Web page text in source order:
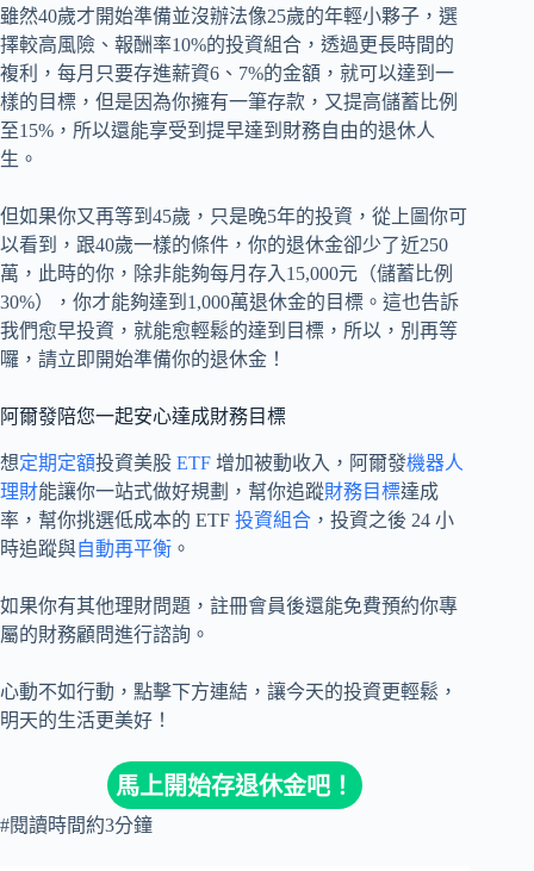
雖然40歲才開始準備並沒辦法像25歲的年輕小夥子，選
擇較高風險、報酬率10%的投資組合，透過更長時間的
複利，每月只要存進薪資6、7%的金額，就可以達到一
樣的目標，但是因為你擁有一筆存款，又提高儲蓄比例
至15%，所以還能享受到提早達到財務自由的退休人
生。
但如果你又再等到45歲，只是晚5年的投資，從上圖你可
以看到，跟40歲一樣的條件，你的退休金卻少了近250
萬，此時的你，除非能夠每月存入15,000元（儲蓄比例
30%），你才能夠達到1,000萬退休金的目標。這也告訴
我們愈早投資，就能愈輕鬆的達到目標，所以，別再等
囉，請立即開始準備你的退休金！
阿爾發陪您一起安心達成財務目標
想定期定額投資美股 ETF 增加被動收入，阿爾發機器人
理財能讓你一站式做好規劃，幫你追蹤財務目標達成
率，幫你挑選低成本的 ETF 投資組合 ，投資之後 24 小
時追蹤與自動再平衡 。
如果你有其他理財問題，註冊會員後還能免費預約你專
屬的財務顧問進行諮詢。
心動不如行動，點擊下方連結，讓今天的投資更輕鬆，
明天的生活更美好！
馬上開始存退休金吧！
#閱讀時間約3分鐘